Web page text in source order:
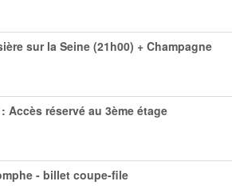
sur la Seine (21h00) + Champagne
Accès réservé au 3ème étage
- billet coupe-file